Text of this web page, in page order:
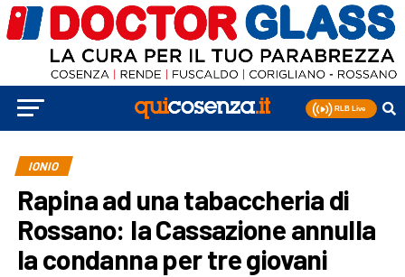
IONIO
Rapina ad una tabaccheria di
Rossano: la Cassazione annulla
la condanna per tre giovani